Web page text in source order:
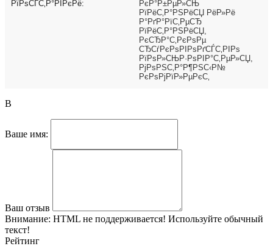
РїРѕСЃС‚Р°РІРєРё:
РєР°Р±РµР»СЊ
РїРёС‚Р°РЅРёСЏ РёР»Рё
Р°РґР°РїС‚РµСЂ
РїРёС‚Р°РЅРёСЏ,
РєСЂР°С‚РєРѕРµ
СЂСѓРєРѕРІРѕРґСЃС‚РІРѕ
РїРѕР»СЊР·РѕРІР°С‚РµР»СЏ,
РјРѕРЅС‚Р°Р¶РЅС‹Р№
РєРѕРјРїР»РµРєС‚
В
Ваше имя:
Ваш отзыв
Внимание: HTML не поддерживается! Используйте обычный
текст!
Рейтинг